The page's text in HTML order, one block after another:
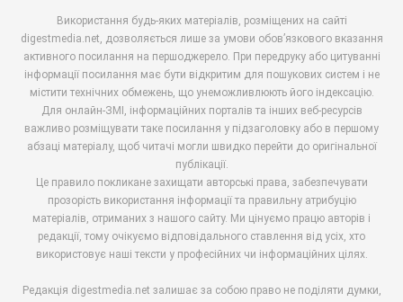
Використання будь-яких матеріалів, розміщених на сайті
digestmedia.net, дозволяється лише за умови обов’язкового вказання
активного посилання на першоджерело. При передруку або цитуванні
інформації посилання має бути відкритим для пошукових систем і не
містити технічних обмежень, що унеможливлюють його індексацію.
Для онлайн-ЗМІ, інформаційних порталів та інших веб-ресурсів
важливо розміщувати таке посилання у підзаголовку або в першому
абзаці матеріалу, щоб читачі могли швидко перейти до оригінальної
публікації.
Це правило покликане захищати авторські права, забезпечувати
прозорість використання інформації та правильну атрибуцію
матеріалів, отриманих з нашого сайту. Ми цінуємо працю авторів і
редакції, тому очікуємо відповідального ставлення від усіх, хто
використовує наші тексти у професійних чи інформаційних цілях.
Редакція digestmedia.net залишає за собою право не поділяти думки,